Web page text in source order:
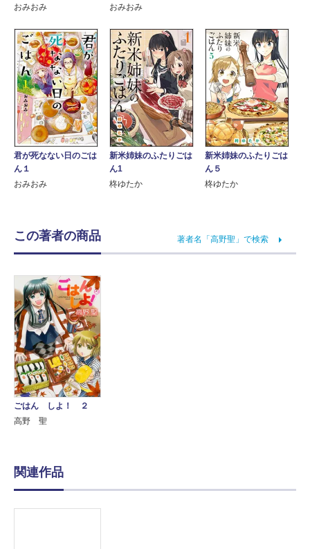
おみおみ
おみおみ
君が死なない日のごは
ん１
おみおみ
新米姉妹のふたりごは
ん1
柊ゆたか
新米姉妹のふたりごは
ん５
柊ゆたか
この著者の商品 著者名「高野聖」で検索
ごはん しよ！ ２
高野 聖
関連作品